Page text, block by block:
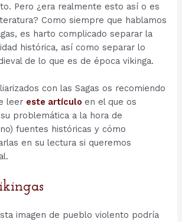
Pero ¿era realmente esto así o es
Como siempre que hablamos
es harto complicado separar la
histórica, así como separar lo
de lo que es de época vikinga.
con las Sagas os recomiendo
leer este artículo en el que os
problemática a la hora de
fuentes históricas y cómo
en su lectura si queremos
imagen de pueblo violento podría